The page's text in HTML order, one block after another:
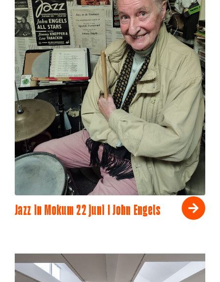
Jazz in Mokum 22 juni I John Engels